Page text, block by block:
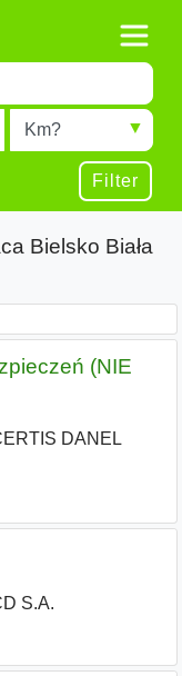
Radius
Filter
Bielsko Biała
(NIE
DANEL
S.A.